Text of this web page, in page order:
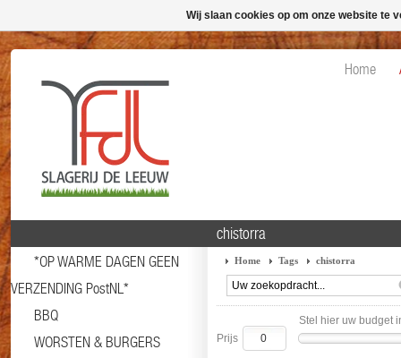
Home
*OP WARME DAGEN GEEN
VERZENDING PostNL*
BBQ
WORSTEN & BURGERS
chistorra
Home Tags chistorra
Stel hier uw budget
Prijs
Wij slaan cookies op om onze website te